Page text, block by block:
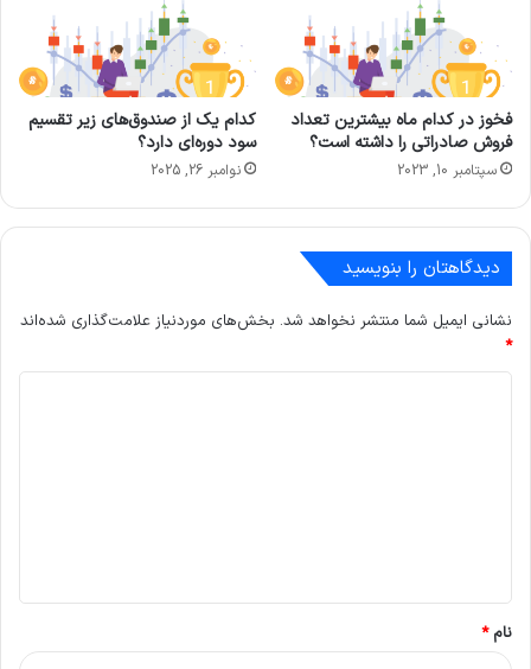
فخوز در کدام ماه بیشترین تعداد
فروش صادراتی را داشته است؟
سپتامبر 10, 2023
کدام یک از صندوق‌های زیر تقسیم
سود دوره‌ای دارد؟
نوامبر 26, 2025
دیدگاهتان را بنویسید
نشانی ایمیل شما منتشر نخواهد شد. بخش‌های موردنیاز علامت‌گذاری شده‌اند
*
*
نام*